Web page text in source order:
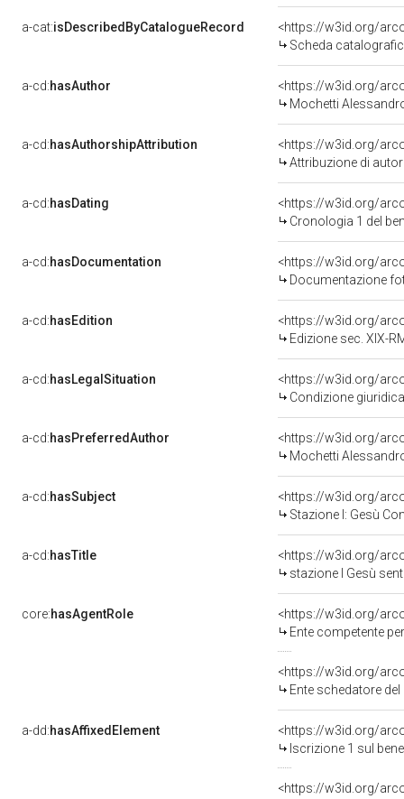
a-cat:isDescribedByCatalogueRecord
<https://w3id.org/
Scheda
a-cd:hasAuthor
<https://w3id.org/
Mochetti
a-cd:hasAuthorshipAttribution
<https://w3id.org/
Attribuzione di
a-cd:hasDating
<https://w3id.org/
Cronologia 1 del
a-cd:hasDocumentation
Documentazione
a-cd:hasEdition
<https://w3id.org/
Edizione sec. XIX-
a-cd:hasLegalSituation
Condizione
a-cd:hasPreferredAuthor
<https://w3id.org/
Mochetti
a-cd:hasSubject
<https://w3id.org/
Stazione I: Gesù
a-cd:hasTitle
<https://w3id.org/
stazione I Gesù
core:hasAgentRole
<https://w3id.org/
Ente competente per tutela del
<https://w3id.org/
Ente schedatore del
a-dd:hasAffixedElement
<https://w3id.org/
Iscrizione 1 sul
<https://w3id.org/